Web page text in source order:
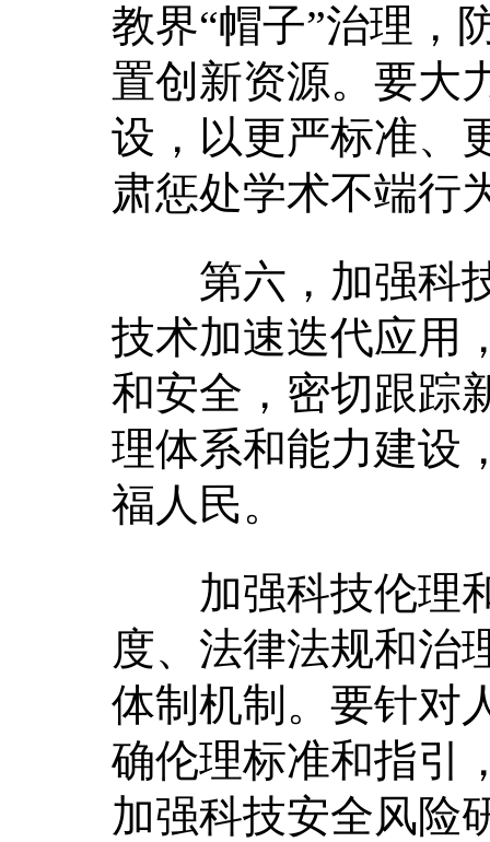
教界“帽子”治理，
置创新资源。要大
设，以更严标准、
肃惩处学术不端行
第六，加强科技
技术加速迭代应用
和安全，密切跟踪
理体系和能力建设
福人民。
加强科技伦理和
度、法律法规和治
体制机制。要针对
确伦理标准和指引
加强科技安全风险